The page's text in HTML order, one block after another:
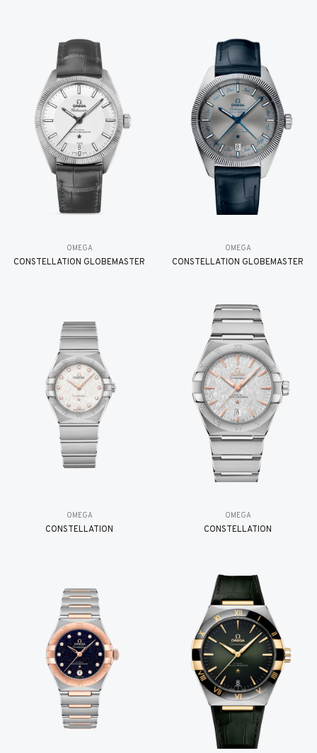
OMEGA
CONSTELLATION GLOBEMASTER
OMEGA
CONSTELLATION GLOBEMASTER
OMEGA
CONSTELLATION
OMEGA
CONSTELLATION